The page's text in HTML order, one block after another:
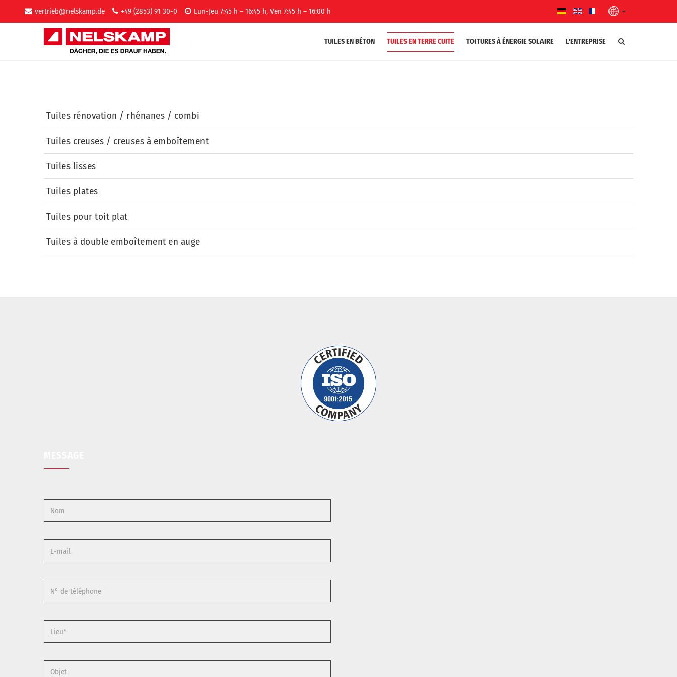
vertrieb@nelskamp.de +49 (2853) 91 30-0 Lun-Jeu 7:45 h – 16:45 h, Ven 7:45 h – 16:00 h
TUILES EN BÉTON TUILES EN TERRE CUITE TOITURES À ÉNERGIE SOLAIRE L'ENTREPRISE
Tuiles rénovation / rhénanes / combi
Tuiles creuses / creuses à emboîtement
Tuiles lisses
Tuiles plates
Tuiles pour toit plat
Tuiles à double emboîtement en auge